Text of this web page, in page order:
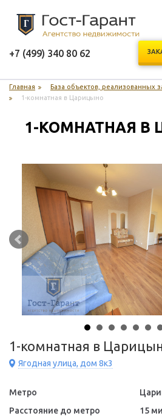
+7 (499) 340 80 62
Главная
База объектов, реализованных
1-комнатная в Царицыно
1-КОМНАТНАЯ В
1-комнатная в
Ягодная улица, дом 8к3
Метро
Расстояние до метро
15